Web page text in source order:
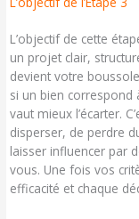
L’objectif de cette
un projet clair,
devient votre
si un bien correspond
vaut mieux l’écarter.
disperser, de perdre
laisser influencer par
vous. Une fois vos
efficacité et chaque